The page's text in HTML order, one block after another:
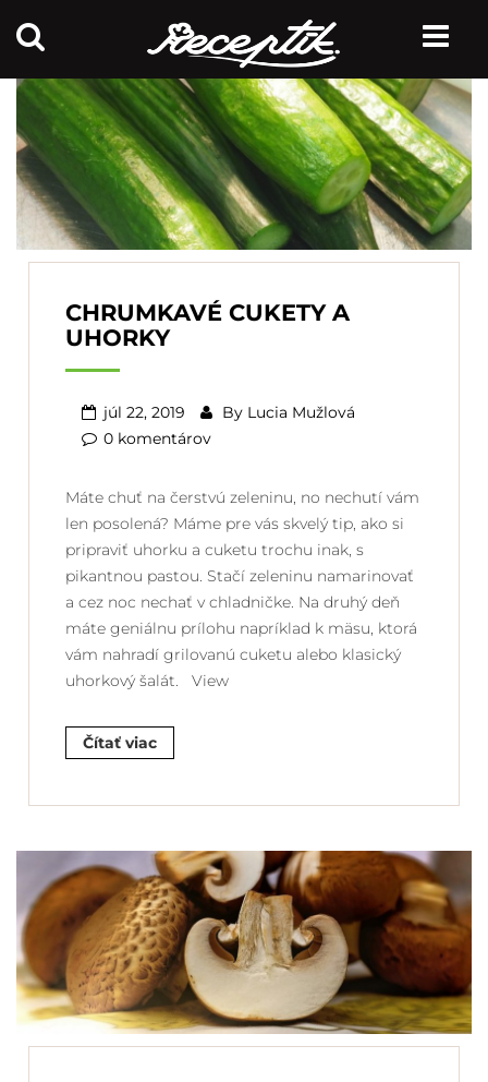
CHRUMKAVÉ CUKETY A
UHORKY
júl 22, 2019 By Lucia Mužlová
0 komentárov
Máte chuť na čerstvú zeleninu, no nechutí vám
len posolená? Máme pre vás skvelý tip, ako si
pripraviť uhorku a cuketu trochu inak, s
pikantnou pastou. Stačí zeleninu namarinovať
a cez noc nechať v chladničke. Na druhý deň
máte geniálnu prílohu napríklad k mäsu, ktorá
vám nahradí grilovanú cuketu alebo klasický
uhorkový šalát. View
Čítať viac